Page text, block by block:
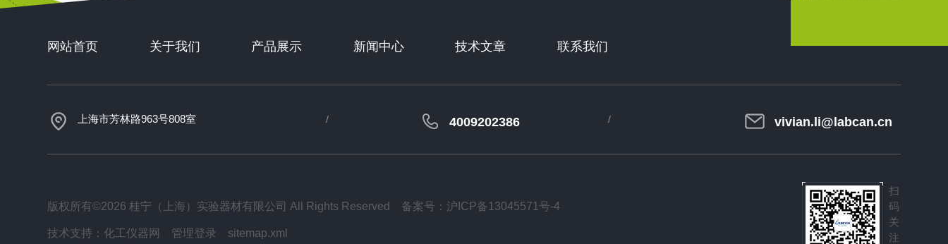
网站首页 关于我们 产品展示 新闻中心 技术文章 联系我们
上海市芳林路963号808室 4009202386 vivian.li@labcan.cn
版权所有©2026 桂宁（上海）实验器材有限公司 All Rights Reserved 备案号：沪ICP备13045571号-4
技术支持： 化工仪器网 管理登录 sitemap.xml
扫
码
关
注